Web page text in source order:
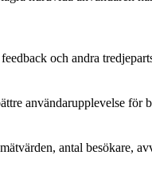
och andra
användarupplevelse för
antal besökare,